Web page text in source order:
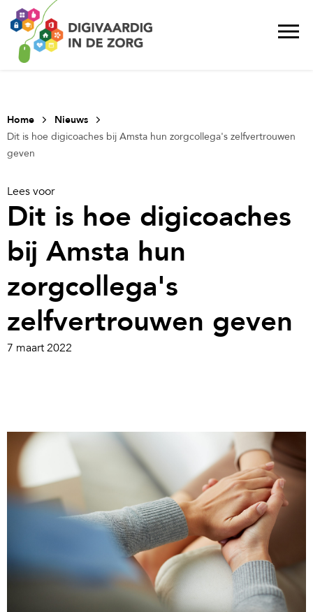
Home
Nieuws
Dit is hoe digicoaches bij Amsta hun zorgcollega's zelfvertrouwen
geven
Lees voor
Dit is hoe digicoaches
bij Amsta hun
zorgcollega's
zelfvertrouwen geven
7 maart 2022